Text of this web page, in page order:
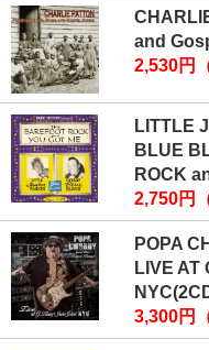
and
2,530円
LITTLE
BLUE
ROCK
2,750円
POPA
LIVE AT
3,300円